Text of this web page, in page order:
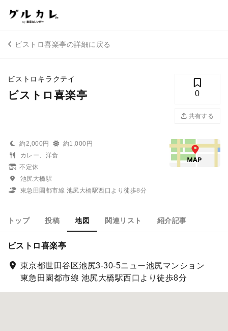
ビストロ喜楽亭の詳細に戻る
ビストロキラクテイ
ビストロ喜楽亭 0
共有する
約2,000円
約1,000円
カレー、洋食
不定休
池尻大橋駅
東急田園都市線 池尻大橋駅西口より徒歩8分
トップ 投稿 地図 関連リスト 紹介記事
ビストロ喜楽亭
東京都世田谷区池尻3-30-5ニュー池尻マンション
東急田園都市線 池尻大橋駅西口より徒歩8分